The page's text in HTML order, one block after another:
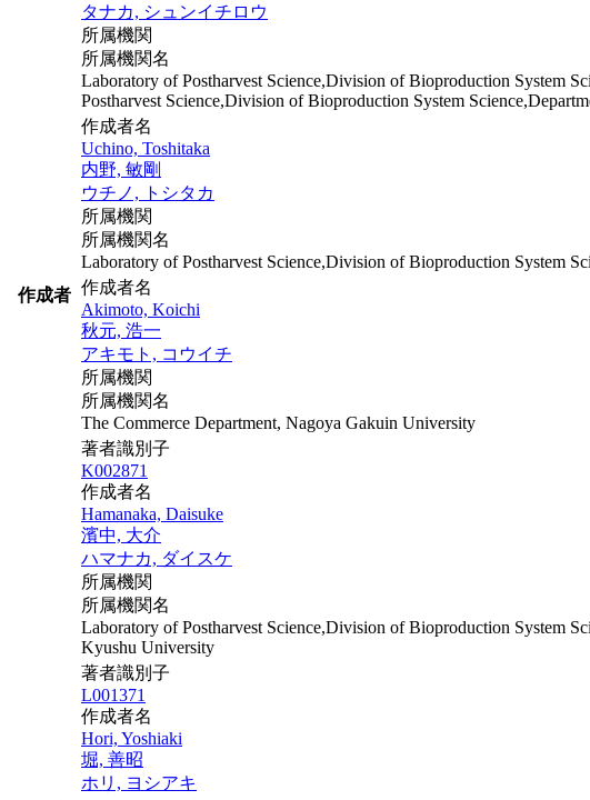
作成者
タナカ, シュンイチロウ
所属機関
所属機関名
Laboratory of Postharvest Science,Division of Bioproduction System
Postharvest Science,Division of Bioproduction System
作成者名
Uchino, Toshitaka
内野, 敏剛
ウチノ, トシタカ
所属機関
所属機関名
Laboratory of Postharvest Science,Division of Bioproduction System
作成者名
Akimoto, Koichi
秋元, 浩一
アキモト, コウイチ
所属機関
所属機関名
The Commerce Department, Nagoya Gakuin University
著者識別子
K002871
作成者名
Hamanaka, Daisuke
濱中, 大介
ハマナカ, ダイスケ
所属機関
所属機関名
Laboratory of Postharvest Science,Division of Bioproduction System
Kyushu University
著者識別子
L001371
作成者名
Hori, Yoshiaki
堀, 善昭
ホリ, ヨシアキ